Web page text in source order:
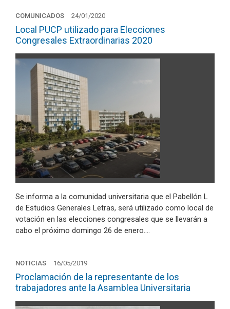
COMUNICADOS 24/01/2020
Local PUCP utilizado para Elecciones
Congresales Extraordinarias 2020
Se informa a la comunidad universitaria que el Pabellón L
de Estudios Generales Letras, será utilizado como local de
votación en las elecciones congresales que se llevarán a
cabo el próximo domingo 26 de enero.…
NOTICIAS 16/05/2019
Proclamación de la representante de los
trabajadores ante la Asamblea Universitaria